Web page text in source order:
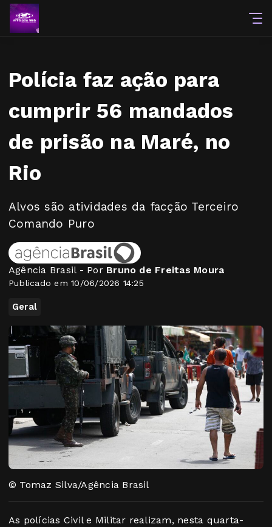
Polícia faz ação para
cumprir 56 mandados
de prisão na Maré, no
Rio
Alvos são atividades da facção Terceiro
Comando Puro
Agência Brasil - Por Bruno de Freitas Moura
Publicado em 10/06/2026 14:25
Geral
© Tomaz Silva/Agência Brasil
As polícias Civil e Militar realizam, nesta quarta-